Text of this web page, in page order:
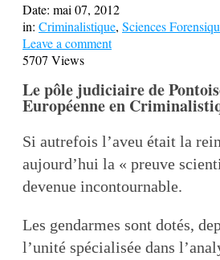
Date: mai 07, 2012
in: Criminalistique, Sciences
Leave a comment
5707 Views
Le pôle judiciaire de
Européenne en
Si autrefois l’aveu était la
aujourd’hui la « preuve
devenue incontournable.
Les gendarmes sont dotés,
l’unité spécialisée dans